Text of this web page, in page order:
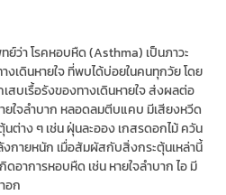
ย์ว่า โรคหอบหืด (Asthma) เป็นภาวะ
งเดินหายใจ ที่พบได้บ่อยในคนทุกวัย โดย
เสบเรื้อรังของทางเดินหายใจ ส่งผลต่อ
ยใจลำบาก หลอดลมตีบแคบ มีเสียงหวีด
นต่าง ๆ เช่น ฝุ่นละออง เกสรดอกไม้ ควัน
กายหนัก เมื่อสัมผัสกับสิ่งกระตุ้นเหล่านี้
อาการหอบหืด เช่น หายใจลำบาก ไอ มี
อก